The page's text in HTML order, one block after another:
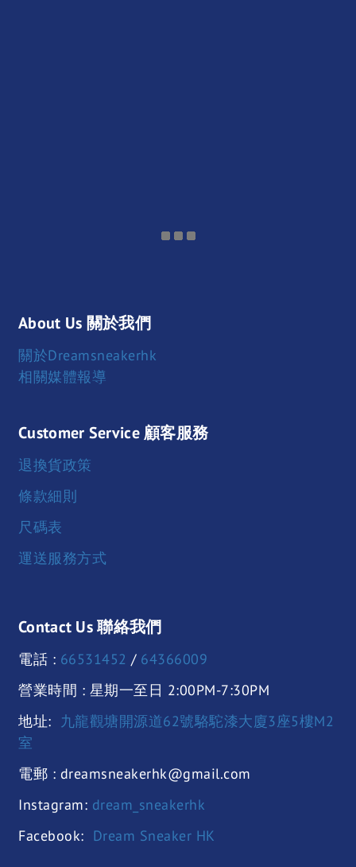
About Us 關於我們
關於Dreamsneakerhk
相關媒體報導
Customer Service 顧客服務
退換貨政策
條款細則
尺碼表
運送服務方式
Contact Us 聯絡我們
電話 : 66531452 / 64366009
營業時間 : 星期一至日 2:00PM-7:30PM
地址:
九龍觀塘開源道62號駱駝漆大廈3座5樓M2
室
電郵 : dreamsneakerhk@gmail.com
Instagram: dream_sneakerhk
Facebook: Dream Sneaker HK